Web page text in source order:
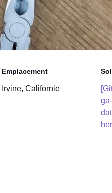
Emplacement
Irvine, Californie